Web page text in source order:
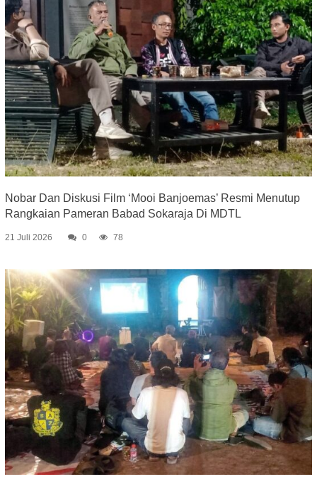
Nobar Dan Diskusi Film ‘Mooi Banjoemas’ Resmi Menutup
Rangkaian Pameran Babad Sokaraja Di MDTL
21 Juli 2026 0 78